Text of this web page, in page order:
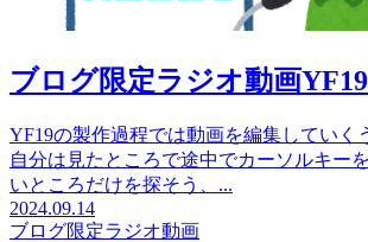
ブログ限定ラジオ動画YF19
YF19の製作過程では動画を編集してい
自分は見たところで途中でカーソルキー
いところだけを探そう、...
2024.09.14
ブログ限定ラジオ動画